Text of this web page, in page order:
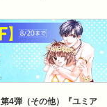
4弾（その他）『ユミア